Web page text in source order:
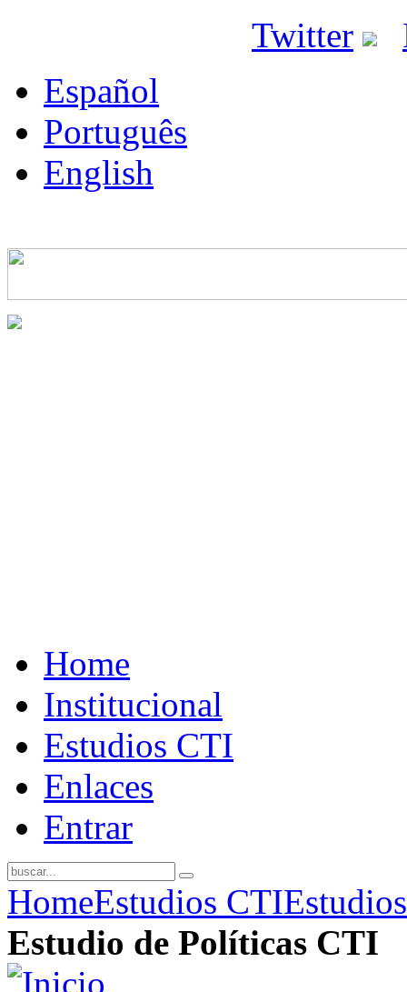
Twitter
Español
Português
English
Home
Institucional
Estudios CTI
Enlaces
Entrar
HomeEstudios CTI
Estudio de Políticas CTI